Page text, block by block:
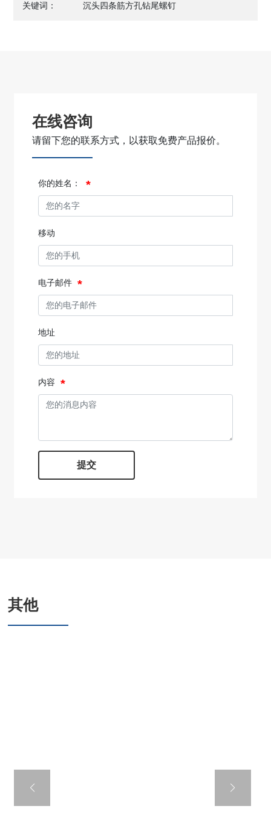
关键词： 沉头四条筋方孔钻尾螺钉
在线咨询
请留下您的联系方式，以获取免费产品报价。
你的姓名：
移动
电子邮件
地址
内容
提交
其他